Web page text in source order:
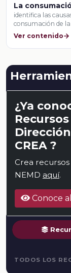
La
identifica las
consumación de la
Ver contenido
¿Ya
CREA ?
Crea recursos
NEMD aquí.
Conoce
TODOS LOS